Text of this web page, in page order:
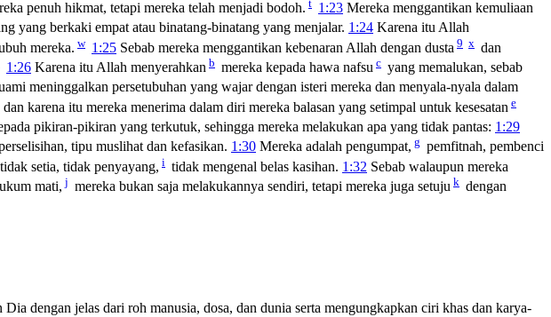
penuh hikmat, tetapi mereka telah menjadi bodoh. t 1:23 Mereka menggantikan kemuliaan
yang berkaki empat atau binatang-binatang yang menjalar. 1:24 Karena itu Allah
mereka. w 1:25 Sebab mereka menggantikan kebenaran Allah dengan dusta 9 x dan
1:26 Karena itu Allah menyerahkan b mereka kepada hawa nafsu c yang memalukan, sebab
meninggalkan persetubuhan yang wajar dengan isteri mereka dan menyala-nyala dalam
dan karena itu mereka menerima dalam diri mereka balasan yang setimpal untuk kesesatan e
pikiran-pikiran yang terkutuk, sehingga mereka melakukan apa yang tidak pantas: 1:29
tipu muslihat dan kefasikan. 1:30 Mereka adalah pengumpat, g pemfitnah, pembenci
setia, tidak penyayang, i tidak mengenal belas kasihan. 1:32 Sebab walaupun mereka
mati, j mereka bukan saja melakukannya sendiri, tetapi mereka juga setuju k dengan
dengan jelas dari roh manusia, dosa, dan dunia serta mengungkapkan ciri khas dan karya-